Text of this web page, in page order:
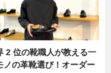
2 位の靴職人が教える一
ノの革靴選び！オーダー